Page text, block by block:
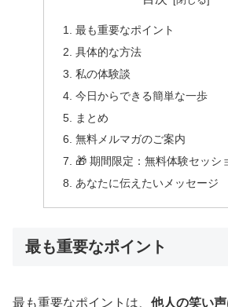
最も重要なポイント
具体的な方法
私の体験談
今日からできる簡単な一歩
まとめ
無料メルマガのご案内
🎁 期間限定：無料体験セッシ
あなたに伝えたいメッセージ
最も重要なポイント
最も重要なポイントは、 他人の笑い